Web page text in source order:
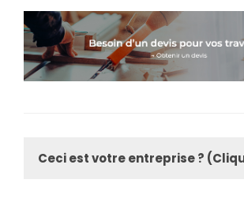
Ceci est votre entreprise ?